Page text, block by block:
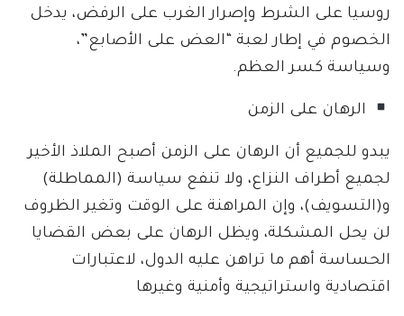
روسيا على الشرط وإصرار الغرب على الرفض، يدخل
الخصوم في إطار لعبة “العض على الأصابع”،
وسياسة كسر العظم.
الرهان على الزمن
يبدو للجميع أن الرهان على الزمن أصبح الملاذ الأخير
لجميع أطراف النزاع، ولا تنفع سياسة (المماطلة)
و(التسويف)، وإن المراهنة على الوقت وتغير الظروف
لن يحل المشكلة، ويظل الرهان على بعض القضايا
الحساسة أهم ما تراهن عليه الدول، لاعتبارات
اقتصادية واستراتيجية وأمنية وغيرها